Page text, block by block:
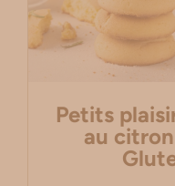
Petits
au